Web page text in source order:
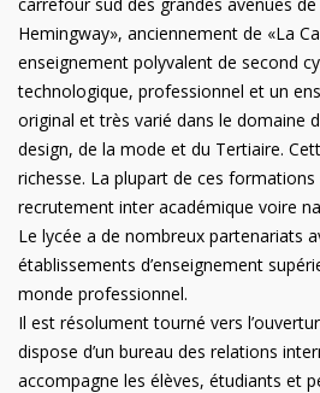
Hemingway», anciennement de «La
enseignement polyvalent de second
technologique, professionnel et un
original et très varié dans le domaine
design, de la mode et du Tertiaire.
richesse. La plupart de ces
recrutement inter académique voire
Le lycée a de nombreux partenariats
établissements d’enseignement
monde professionnel.
Il est résolument tourné vers
dispose d’un bureau des relations
accompagne les élèves, étudiants et